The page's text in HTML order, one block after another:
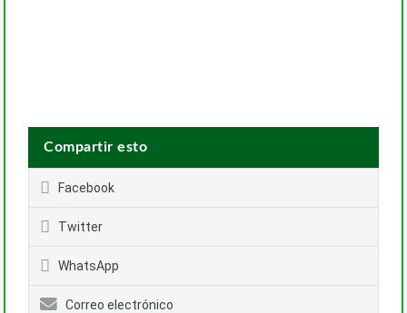
Compartir esto
Facebook
Twitter
WhatsApp
Correo electrónico